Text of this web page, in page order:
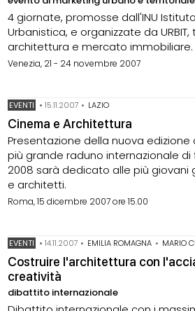
4 giornate, promosse dall'INU
Urbanistica, e organizzate da
architettura e mercato immobiliare.
Venezia, 21 - 24 novembre 2007
EVENTI •15.11.2007 • LAZIO
Cinema e Architettura
Presentazione della nuova edizione
più grande raduno internazionale di
2008 sarà dedicato alle più giovani
e architetti.
Roma, 15 dicembre 2007 ore 15.00
EVENTI •14.11.2007 • EMILIA ROMAGNA • MARIO
Costruire l'architettura con
creatività
dibattito internazionale